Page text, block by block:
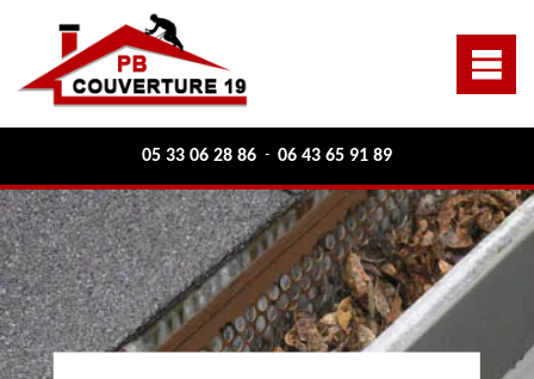
05 33 06 28 86 - 06 43 65 91 89